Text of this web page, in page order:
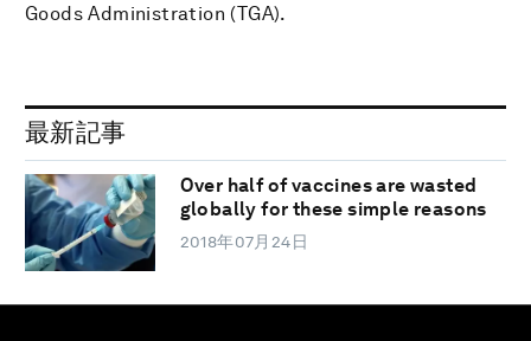
Goods Administration (TGA).
最新記事
Over half of vaccines are wasted
globally for these simple reasons
2018年07月24日